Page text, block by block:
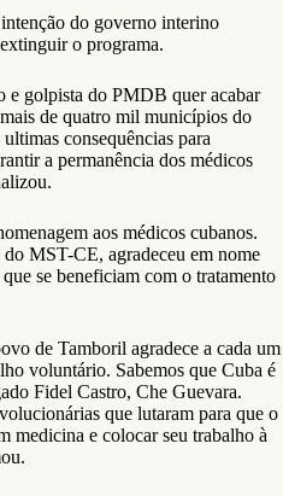
do governo interino
o programa.
e golpista do PMDB quer acabar
de quatro mil municípios do
consequências para
a permanência dos médicos
aos médicos cubanos.
MST-CE, agradeceu em nome
se beneficiam com o tratamento
de Tamboril agradece a cada um
voluntário. Sabemos que Cuba é
Fidel Castro, Che Guevara.
que lutaram para que o
medicina e colocar seu trabalho à